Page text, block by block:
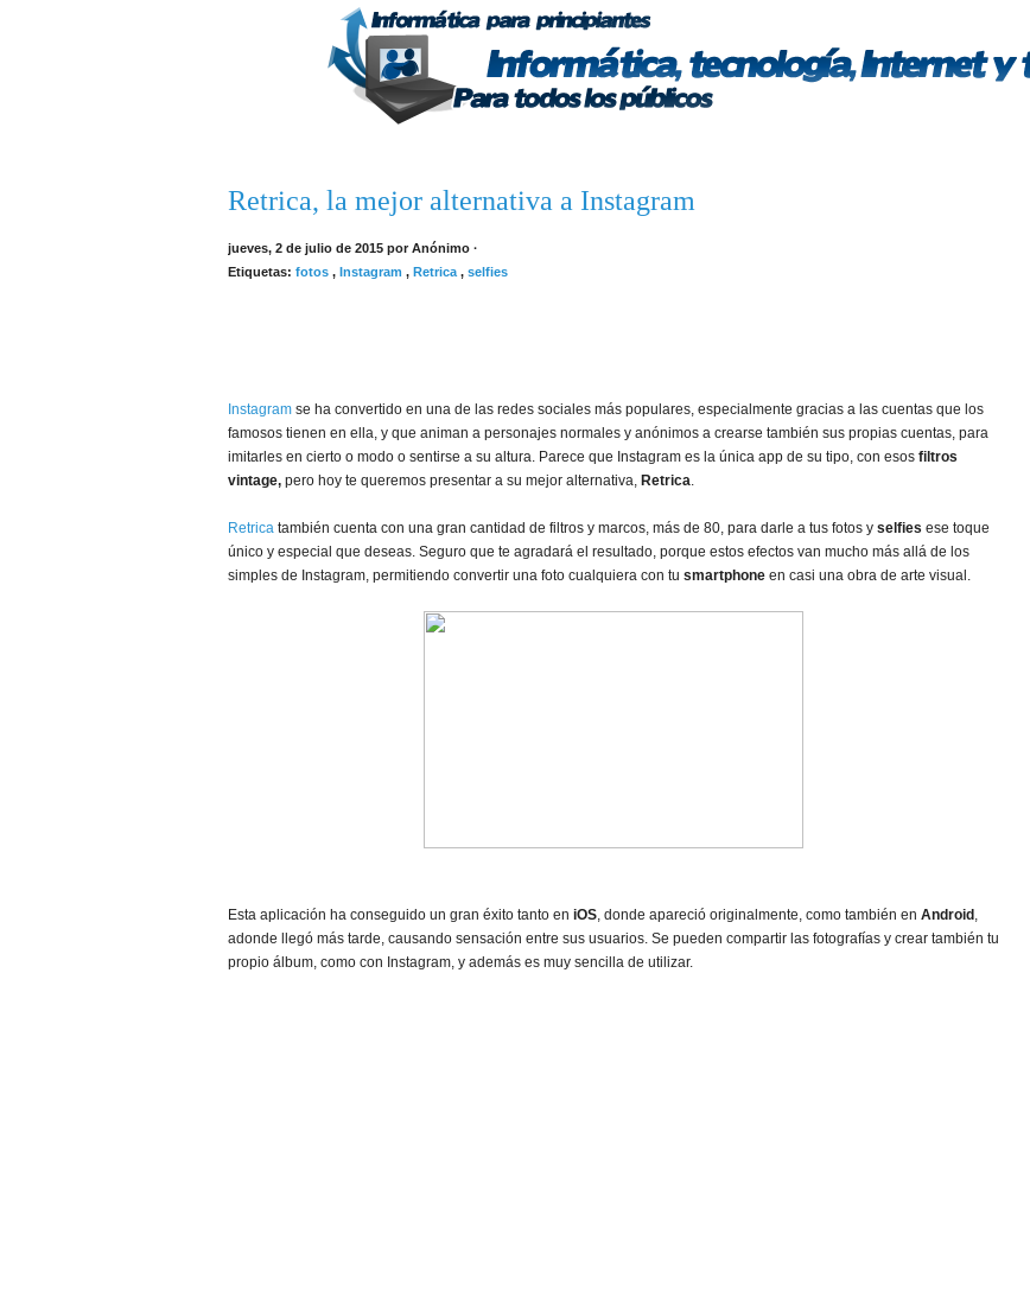
Retrica, la mejor alternativa a Instagram
jueves, 2 de julio de 2015 por Anónimo ·
Etiquetas: fotos , Instagram , Retrica , selfies
Instagram se ha convertido en una de las redes sociales más populares, especialmente gracias a las cuentas que los
famosos tienen en ella, y que animan a personajes normales y anónimos a crearse también sus propias cuentas, para
imitarles en cierto o modo o sentirse a su altura. Parece que Instagram es la única app de su tipo, con esos filtros
vintage, pero hoy te queremos presentar a su mejor alternativa, Retrica.
Retrica también cuenta con una gran cantidad de filtros y marcos, más de 80, para darle a tus fotos y selfies ese toque
único y especial que deseas. Seguro que te agradará el resultado, porque estos efectos van mucho más allá de los
simples de Instagram, permitiendo convertir una foto cualquiera con tu smartphone en casi una obra de arte visual.
Esta aplicación ha conseguido un gran éxito tanto en iOS, donde apareció originalmente, como también en Android ,
adonde llegó más tarde, causando sensación entre sus usuarios. Se pueden compartir las fotografías y crear también tu
propio álbum, como con Instagram, y además es muy sencilla de utilizar.